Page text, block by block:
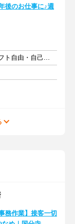
後のお仕事に♪週
週1日以上 1日8時間以上 シフト自由・自己申告
務作業】接客一切